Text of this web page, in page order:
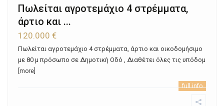
Πωλείται αγροτεμάχιο 4 στρέμματα,
άρτιο και ...
120.000 €
Πωλείται αγροτεμάχιο 4 στρέμματα, άρτιο και οικοδομήσιμο
με 80 μ πρόσωπο σε Δημοτική Οδό , Διαθέτει όλες τις υπόδομ
[more]
full info